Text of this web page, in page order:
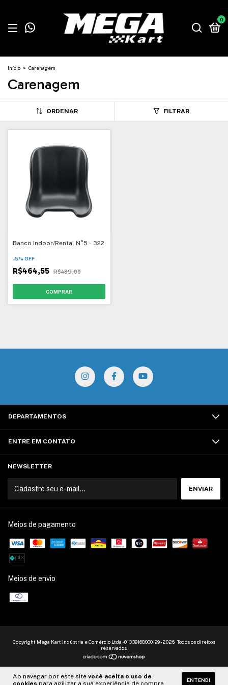
0
Ao navegar por este site você aceita o uso de
cookies para agilizar a sua experiência de compra. ENTENDI
Início > Carenagem
Carenagem
ORDENAR FILTRAR
Banco Indoor/Rental N°5 - 322
-5% OFF
R$464,55 R$489,00
DEPARTAMENTOS
ENTRE EM CONTATO
NEWSLETTER
Meios de pagamento
Meios de envio
Copyright Mega Kart Indústria e Comércio Ltda - 01339168000199 - 2026. Todos os direitos
reservados.